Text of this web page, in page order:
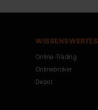
WISSENSWERTES
Online-Trading
Onlinebroker
Depot